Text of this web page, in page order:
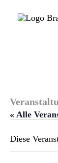
Aktuelles
« Alle
Diese